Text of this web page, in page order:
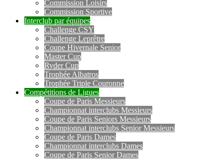
Commission Loisirs
Commission Sportive
Interclub par équipes
Challenge CSY
Challenge Leprêtre
Coupe Hivernale Senior
Master Cup
Ryder Cup
Trophée Albatros
Trophée Triple Couronne
Compétitions de Ligues
Coupe de Paris Messieurs
Championnat interclubs Messieurs
Coupe de Paris Seniors Messieurs
Championnat interclubs Senior Messieurs
Coupe de Paris Dames
Championnat interclubs Dames
Coupe de Paris Senior Dames